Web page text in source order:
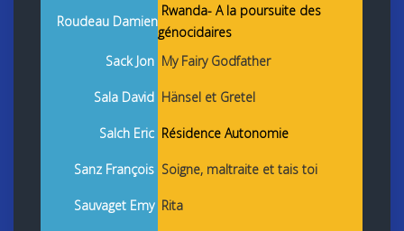
Roudeau Damien
Rwanda- A la poursuite des
génocidaires
Sack Jon My Fairy Godfather
Sala David Hänsel et Gretel
Salch Eric Résidence Autonomie
Sanz François Soigne, maltraite et tais toi
Sauvaget Emy Rita